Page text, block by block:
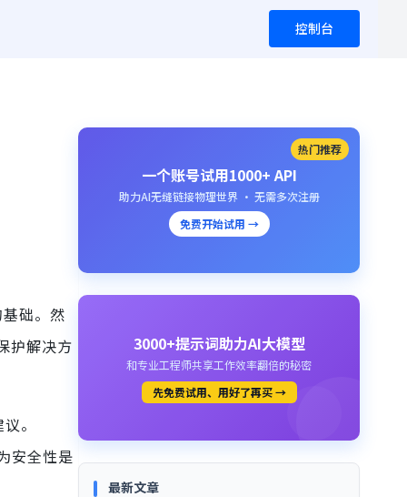
控制台
础。然
护解决方
。
安全性是
热门推荐
一个账号试用1000+ API
助力AI无缝链接物理世界 · 无需多次注册
免费开始试用 →
3000+提示词助力AI大模型
和专业工程师共享工作效率翻倍的秘密
先免费试用、用好了再买 →
最新文章